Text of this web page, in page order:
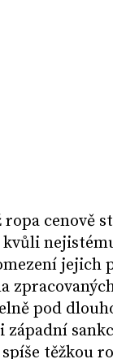
cenově
jejich
pod
těžkou